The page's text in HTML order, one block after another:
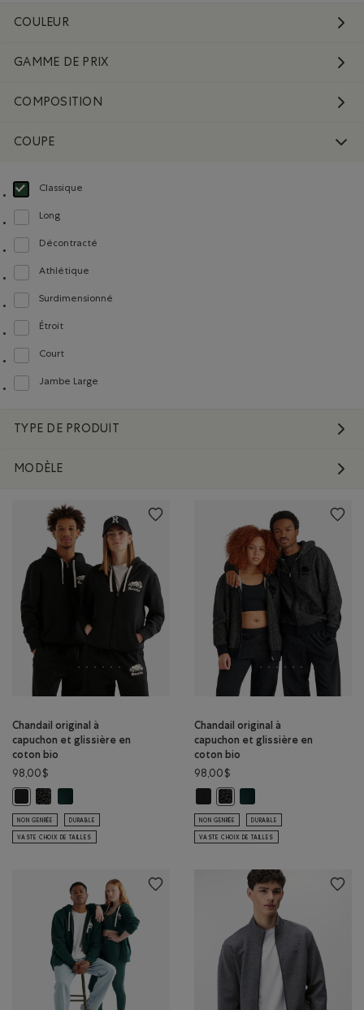
COULEUR
GAMME DE PRIX
COMPOSITION
COUPE
Classique
Choisir Classé selon Coupe : Classique(Classic)
Long
Classer selon Coupe : Long(Tall)
Décontracté
Classer selon Coupe : Décontracté(Relaxed)
Athlétique
Classer selon Coupe : Athlétique(Athletic)
Surdimensionné
Classer selon Coupe : Surdimensionné(Oversized)
Étroit
Classer selon Coupe : Étroit(Slim)
Court
Classer selon Coupe : Court(Short)
Jambe Large
Classer selon Coupe : JambeLarge(WideLeg)
TYPE DE PRODUIT
MODÈLE
Chandail original à
capuchon et glissière en
coton bio
98,00$
Chandail original à capuchon et glissière en coton bio: NOIR Couleur
Chandail original à capuchon et glissière en coton bio: POIVRE
Chandail original à capuchon et glissière en coton bio: VARSITY
NON GENRÉE DURABLE
VASTE CHOIX DE TAILLES
Chandail original à
capuchon et glissière en
coton bio
98,00$
Chandail original à capuchon et
Chandail original à capuchon
NON GENRÉE DURABLE
VASTE CHOIX DE TAILLES